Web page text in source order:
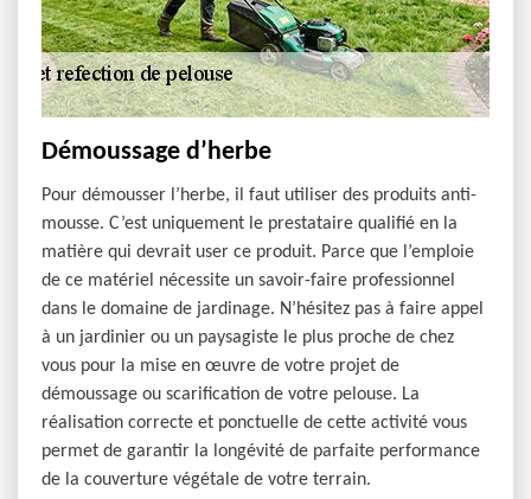
Démoussage d’herbe
Pour démousser l’herbe, il faut utiliser des produits anti-
mousse. C’est uniquement le prestataire qualifié en la
matière qui devrait user ce produit. Parce que l’emploie
de ce matériel nécessite un savoir-faire professionnel
dans le domaine de jardinage. N’hésitez pas à faire appel
à un jardinier ou un paysagiste le plus proche de chez
vous pour la mise en œuvre de votre projet de
démoussage ou scarification de votre pelouse. La
réalisation correcte et ponctuelle de cette activité vous
permet de garantir la longévité de parfaite performance
de la couverture végétale de votre terrain.